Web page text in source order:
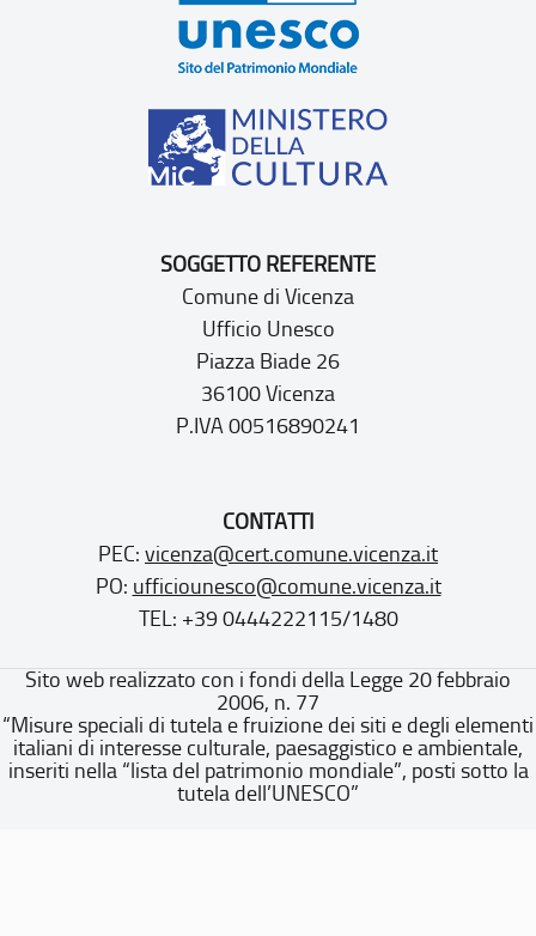
SOGGETTO REFERENTE
Comune di Vicenza
Ufficio Unesco
Piazza Biade 26
36100 Vicenza
P.IVA 00516890241
CONTATTI
PEC: vicenza@cert.comune.vicenza.it
PO: ufficiounesco@comune.vicenza.it
TEL: +39 0444222115/1480
Sito web realizzato con i fondi della Legge 20 febbraio
2006, n. 77
“Misure speciali di tutela e fruizione dei siti e degli elementi
italiani di interesse culturale, paesaggistico e ambientale,
inseriti nella “lista del patrimonio mondiale”, posti sotto la
tutela dell’UNESCO”